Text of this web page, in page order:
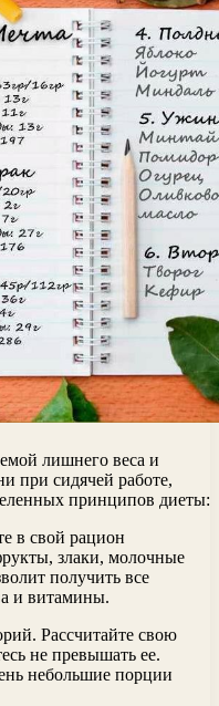
лишнего веса и
при сидячей работе,
принципов диеты:
в свой рацион
злаки, молочные
получить все
и витамины.
Рассчитайте свою
не превышать ее.
небольшие порции